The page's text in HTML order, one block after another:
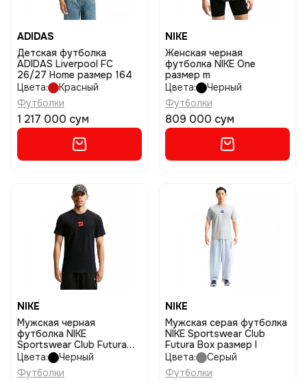
ADIDAS
Детская футболка
ADIDAS Liverpool FC
26/27 Home размер 164
Цвета:
Красный
Футболки
1 217 000 сум
NIKE
Женская черная
футболка NIKE One
размер m
Цвета:
Черный
Футболки
809 000 сум
NIKE
Мужская черная
футболка NIKE
Sportswear Club Futura
Box размер l
Цвета:
Черный
Футболки
NIKE
Мужская серая футболка
NIKE Sportswear Club
Futura Box размер l
Цвета:
Серый
Футболки